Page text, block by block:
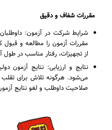
مقررات شفاف و دقیق
شرایط شرکت در آزمون:
مقررات آزمون را مطالعه و
از تجهیزات، رفتار مناسب در
نتایج و ارزیابی: نتایج آزمون
می‌شود. هرگونه تلاش برای
صلاحیت داوطلب و لغو نتایج